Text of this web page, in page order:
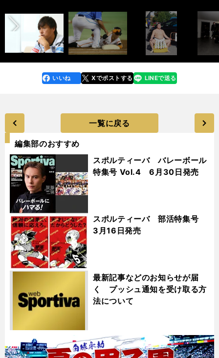
faceboo
k
いいね Xでポストする
line LINEで送る
一覧に戻る
編集部のおすすめ
スポルティーバ バレーボール
特集号 Vol.4 6月30日発売
スポルティーバ 部活特集号
3月16日発売
最新記事などのお知らせが届
く プッシュ通知を受け取る方
法について